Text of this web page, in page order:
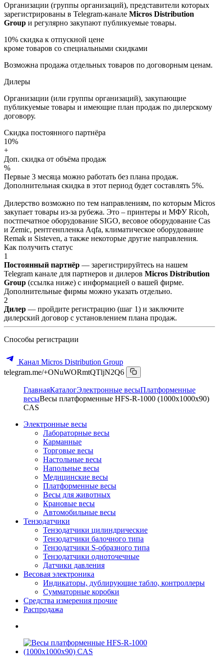
Организации (группы организаций), представители которых
зарегистрированы в Telegram-канале Micros Distribution
Group и регулярно закупают публикуемые товары.
10% скидка к отпускной цене
кроме товаров со специальными скидками
Возможна продажа отдельных товаров по договорным ценам.
Дилеры
Организации (или группы организаций), закупающие
публикуемые товары и имеющие план продаж по дилерскому
договору.
Скидка постоянного партнёра
10%
+
Доп. скидка от объёма продаж
%
Первые 3 месяца можно работать без плана продаж.
Дополнительная скидка в этот период будет составлять 5%.
Дилерство возможно по тем направлениям, по которым Micros
закупает товары из-за рубежа. Это – принтеры и МФУ Ricoh,
постпечатное оборудование SIGO, весовое оборудование Cas
и Zemic, рентгенпленка Aqfa, климатическое оборудование
Remak и Sisteven, а также некоторые другие направления.
Как получить статус
1
Постоянный партнёр — зарегистрируйтесь на нашем
Telegram канале для партнеров и дилеров Micros Distribution
Group (ссылка ниже) с информацией о вашей фирме.
Дополнительные фирмы можно указать отдельно.
2
Дилер — пройдите регистрацию (шаг 1) и заключите
дилерский договор с установлением плана продаж.
Способы регистрации
Канал Micros Distribution Group
telegram.me/+ONuWORmtQTljN2Q6
ГлавнаяКаталогЭлектронные весыПлатформенные
весыВесы платформенные HFS-R-1000 (1000x1000x90)
CAS
Электронные весы
Лабораторные весы
Карманные
Торговые весы
Настольные весы
Напольные весы
Медицинские весы
Платформенные весы
Весы для животных
Крановые весы
Автомобильные весы
Тензодатчики
Тензодатчики цилиндрические
Тензодатчики балочного типа
Тензодатчики S-образного типа
Тензодатчики одноточечные
Датчики давления
Весовая электроника
Индикаторы, дублирующие табло, контроллеры
Сумматорные коробки
Средства измерения прочие
Распродажа